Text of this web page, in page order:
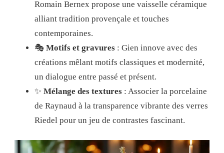
Romain Bernex propose une vaisselle céramique
alliant tradition provençale et touches
contemporaines.
🎭 Motifs et gravures : Gien innove avec des
créations mêlant motifs classiques et modernité,
un dialogue entre passé et présent.
✨ Mélange des textures : Associer la porcelaine
de Raynaud à la transparence vibrante des verres
Riedel pour un jeu de contrastes fascinant.